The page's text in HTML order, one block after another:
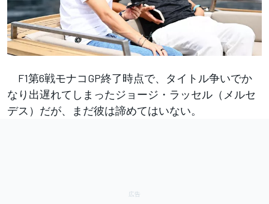
F1第6戦モナコGP終了時点で、タイトル争いでか
なり出遅れてしまったジョージ・ラッセル（メルセ
デス）だが、まだ彼は諦めてはいない。